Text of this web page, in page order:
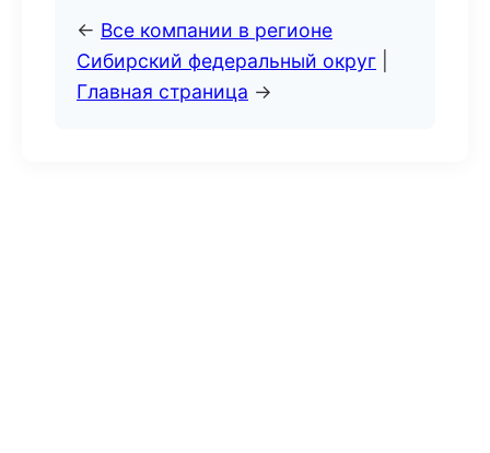
← Все компании в регионе
Сибирский федеральный округ
Главная страница →